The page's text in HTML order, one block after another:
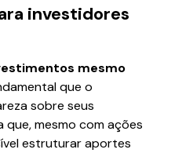
investidores
mesmo
que o
sobre seus
mesmo com ações
estruturar aportes